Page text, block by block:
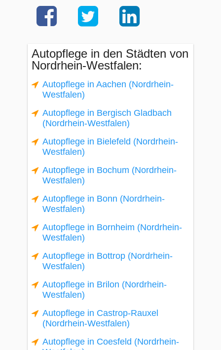
Autopflege in den Städten von
Nordrhein-Westfalen:
Autopflege in Aachen (Nordrhein-
Westfalen)
Autopflege in Bergisch Gladbach
(Nordrhein-Westfalen)
Autopflege in Bielefeld (Nordrhein-
Westfalen)
Autopflege in Bochum (Nordrhein-
Westfalen)
Autopflege in Bonn (Nordrhein-
Westfalen)
Autopflege in Bornheim (Nordrhein-
Westfalen)
Autopflege in Bottrop (Nordrhein-
Westfalen)
Autopflege in Brilon (Nordrhein-
Westfalen)
Autopflege in Castrop-Rauxel
(Nordrhein-Westfalen)
Autopflege in Coesfeld (Nordrhein-